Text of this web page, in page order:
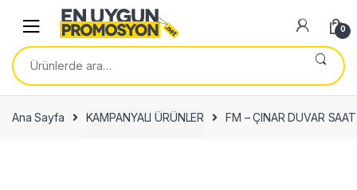
navigation
content
0
Ara:
Ana Sayfa KAMPANYALI ÜRÜNLER FM – ÇINAR DUVAR